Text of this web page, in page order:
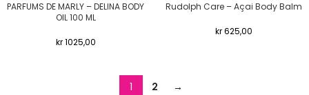
PARFUMS DE MARLY – DELINA BODY
OIL 100 ML
kr1025,00
Rudolph Care – Açai Body Balm
kr625,00
1 2 →